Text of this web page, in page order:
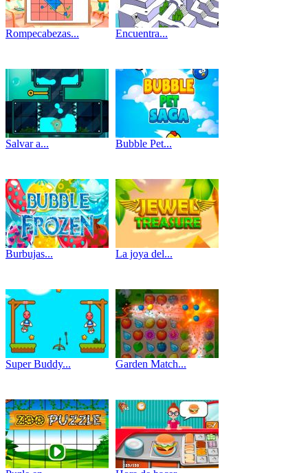
Rompecabezas... Encuentra...
Salvar a... Bubble Pet...
Burbujas... La joya del...
Super Buddy... Garden Match...